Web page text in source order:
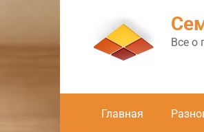
Все о
Главная